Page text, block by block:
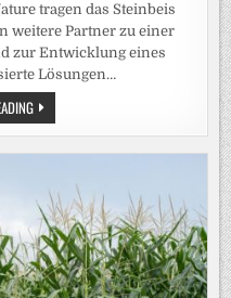
tragen das Steinbeis
weitere Partner zu einer
zur Entwicklung eines
Lösungen…
INVEST4NATURE-
TOOLBOX
BIETET
EVIDENZBASIERTE
NATURBASIERTE
LÖSUNGEN